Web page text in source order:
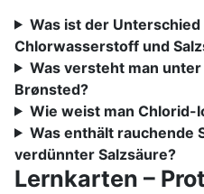
Was ist der
Chlorwasserstoff und
Was versteht man
Brønsted?
Wie weist man Chlorid-
Was enthält rauchende
verdünnter Salzsäure?
Lernkarten –